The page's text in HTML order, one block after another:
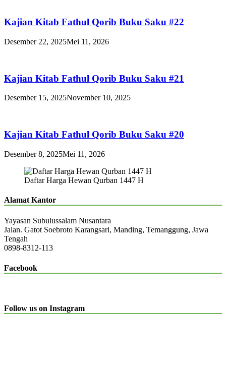
Kajian Kitab Fathul Qorib Buku Saku #22
Desember 22, 2025Mei 11, 2026
Kajian Kitab Fathul Qorib Buku Saku #21
Desember 15, 2025November 10, 2025
Kajian Kitab Fathul Qorib Buku Saku #20
Desember 8, 2025Mei 11, 2026
Daftar Harga Hewan Qurban 1447 H
Alamat Kantor
Yayasan Subulussalam Nusantara
Jalan. Gatot Soebroto Karangsari, Manding, Temanggung, Jawa
Tengah
0898-8312-113
Facebook
Follow us on Instagram